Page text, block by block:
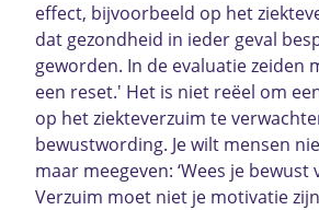
effect, bijvoorbeeld op het
dat gezondheid in ieder geval
geworden. In de evaluatie zeiden
een reset.' Het is niet reëel om
op het ziekteverzuim te
bewustwording. Je wilt mensen
maar meegeven: ‘Wees je bewust
Verzuim moet niet je motivatie